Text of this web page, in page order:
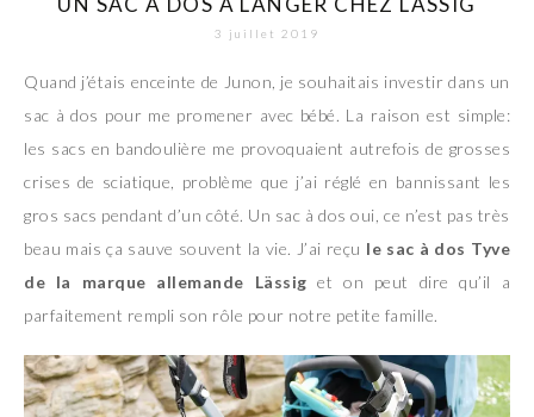
3 juillet 2019
Quand j’étais enceinte de Junon, je souhaitais investir dans un
sac à dos pour me promener avec bébé. La raison est simple:
les sacs en bandoulière me provoquaient autrefois de grosses
crises de sciatique, problème que j’ai réglé en bannissant les
gros sacs pendant d’un côté. Un sac à dos oui, ce n’est pas très
beau mais ça sauve souvent la vie. J’ai reçu le sac à dos Tyve
de la marque allemande Lässig et on peut dire qu’il a
parfaitement rempli son rôle pour notre petite famille.